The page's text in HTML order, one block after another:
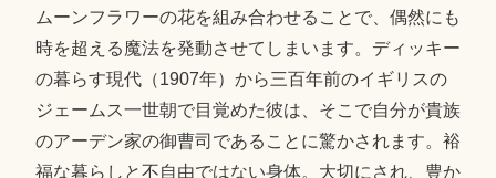
ムーンフラワーの花を組み合わせることで、偶然にも
時を超える魔法を発動させてしまいます。ディッキー
の暮らす現代（1907年）から三百年前のイギリスの
ジェームス一世朝で目覚めた彼は、そこで自分が貴族
のアーデン家の御曹司であることに驚かされます。裕
福な暮らしと不自由ではない身体。大切にされ、豊か